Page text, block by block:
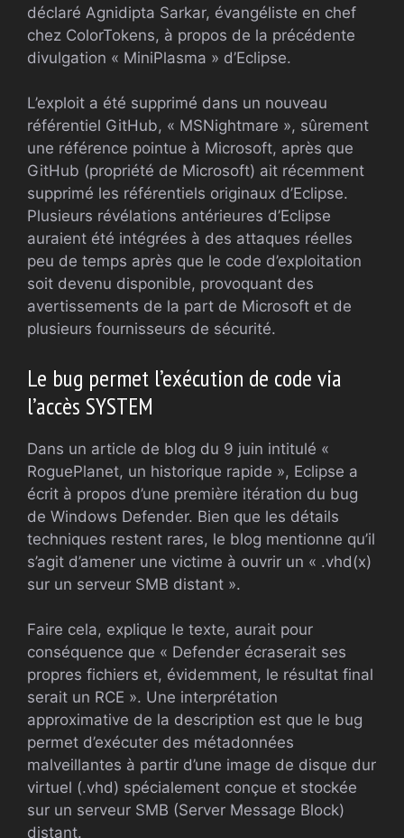
déclaré Agnidipta Sarkar, évangéliste en chef
chez ColorTokens, à propos de la précédente
divulgation « MiniPlasma » d’Eclipse.
L’exploit a été supprimé dans un nouveau
référentiel GitHub, « MSNightmare », sûrement
une référence pointue à Microsoft, après que
GitHub (propriété de Microsoft) ait récemment
supprimé les référentiels originaux d’Eclipse.
Plusieurs révélations antérieures d’Eclipse
auraient été intégrées à des attaques réelles
peu de temps après que le code d’exploitation
soit devenu disponible, provoquant des
avertissements de la part de Microsoft et de
plusieurs fournisseurs de sécurité.
Le bug permet l’exécution de code via
l’accès SYSTEM
Dans un article de blog du 9 juin intitulé «
RoguePlanet, un historique rapide », Eclipse a
écrit à propos d’une première itération du bug
de Windows Defender. Bien que les détails
techniques restent rares, le blog mentionne qu’il
s’agit d’amener une victime à ouvrir un « .vhd(x)
sur un serveur SMB distant ».
Faire cela, explique le texte, aurait pour
conséquence que « Defender écraserait ses
propres fichiers et, évidemment, le résultat final
serait un RCE ». Une interprétation
approximative de la description est que le bug
permet d’exécuter des métadonnées
malveillantes à partir d’une image de disque dur
virtuel (.vhd) spécialement conçue et stockée
sur un serveur SMB (Server Message Block)
distant.